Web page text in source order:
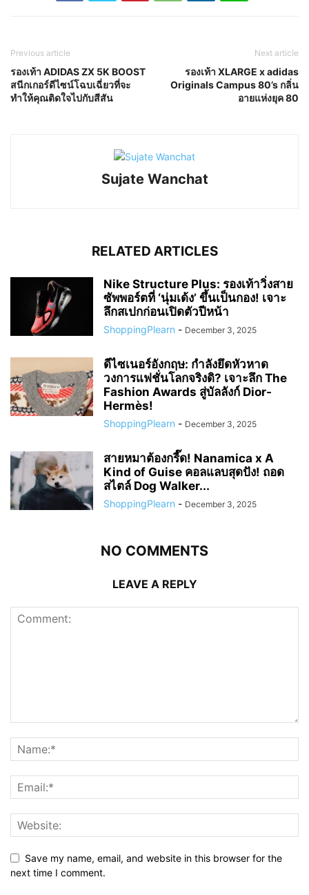
Previous article
รองเท้า ADIDAS ZX 5K BOOST
สนีกเกอร์ดีไซน์โฉบเฉี่ยวที่จะ
ทำให้คุณติดใจไปกับสีสัน
Next article
รองเท้า XLARGE x adidas
Originals Campus 80’s กลิ่น
อายแห่งยุค 80
Sujate Wanchat
RELATED ARTICLES
Nike Structure Plus: รองเท้าวิ่งสาย
ซัพพอร์ตที่ ‘นุ่มเด้ง’ ขึ้นเป็นกอง! เจาะ
ลึกสเปกก่อนเปิดตัวปีหน้า
ShoppingPlearn - December 3, 2025
ดีไซเนอร์อังกฤษ: กำลังยึดหัวหาด
วงการแฟชั่นโลกจริงดิ? เจาะลึก The
Fashion Awards สู่บัลลังก์ Dior-
Hermès!
ShoppingPlearn - December 3, 2025
สายหมาต้องกรี๊ด! Nanamica x A
Kind of Guise คอลแลบสุดปัง! ถอด
สไตล์ Dog Walker...
ShoppingPlearn - December 3, 2025
NO COMMENTS
LEAVE A REPLY
Save my name, email, and website in this browser for the
next time I comment.